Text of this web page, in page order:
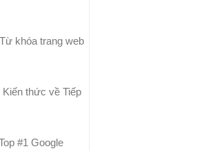
khóa trang web
thức về Tiếp
#1 Google